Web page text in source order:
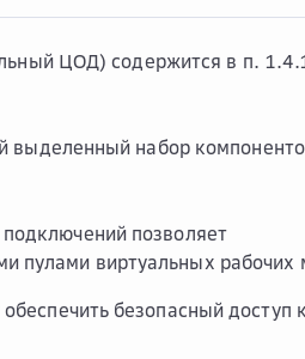
ЦОД) содержится в п.
выделенный набор
позволяет
пулами виртуальных рабочих
безопасный доступ к